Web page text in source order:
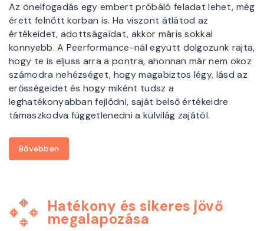
Az önelfogadás egy embert próbáló feladat lehet, még
érett felnőtt korban is. Ha viszont átlátod az
értékeidet, adottságaidat, akkor máris sokkal
könnyebb. A Peerformance-nál együtt dolgozunk rajta,
hogy te is eljuss arra a pontra, ahonnan már nem okoz
számodra nehézséget, hogy magabiztos légy, lásd az
erősségeidet és hogy miként tudsz a
leghatékonyabban fejlődni, saját belső értékeidre
támaszkodva függetlenedni a külvilág zajától.
Bővebben
Hatékony és sikeres jövő
megalapozása